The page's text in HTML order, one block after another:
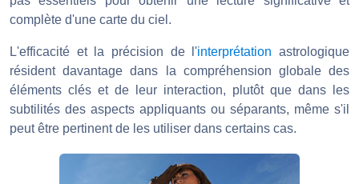
complète d'une carte du ciel.
L'efficacité et la précision de l'interprétation astrologique
résident davantage dans la compréhension globale des
éléments clés et de leur interaction, plutôt que dans les
subtilités des aspects appliquants ou séparants, même s'il
peut être pertinent de les utiliser dans certains cas.